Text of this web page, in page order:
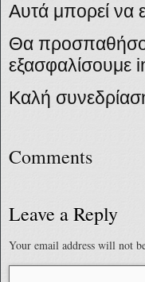
Αυτά μπορεί να
Θα
εξασφαλίσουμε
Καλή
Comments
Leave a Reply
Your email address will not